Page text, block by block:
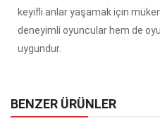
keyifli anlar yaşamak için
deneyimli oyuncular hem de
uygundur.
BENZER ÜRÜNLER